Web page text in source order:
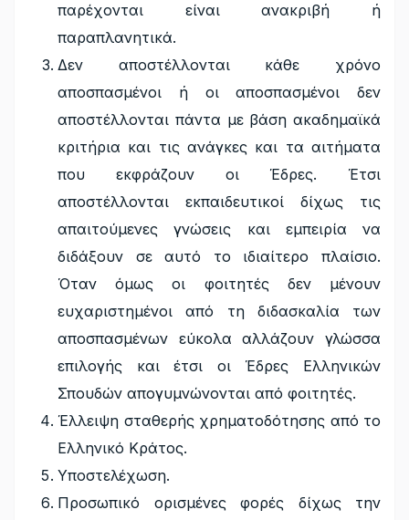
παρέχονται είναι ανακριβή ή
παραπλανητικά.
Δεν αποστέλλονται κάθε χρόνο
αποσπασμένοι ή οι αποσπασμένοι δεν
αποστέλλονται πάντα με βάση ακαδημαϊκά
κριτήρια και τις ανάγκες και τα αιτήματα
που εκφράζουν οι Έδρες. Έτσι
αποστέλλονται εκπαιδευτικοί δίχως τις
απαιτούμενες γνώσεις και εμπειρία να
διδάξουν σε αυτό το ιδιαίτερο πλαίσιο.
Όταν όμως οι φοιτητές δεν μένουν
ευχαριστημένοι από τη διδασκαλία των
αποσπασμένων εύκολα αλλάζουν γλώσσα
επιλογής και έτσι οι Έδρες Ελληνικών
Σπουδών απογυμνώνονται από φοιτητές.
Έλλειψη σταθερής χρηματοδότησης από το
Ελληνικό Κράτος.
Υποστελέχωση.
Προσωπικό ορισμένες φορές δίχως την